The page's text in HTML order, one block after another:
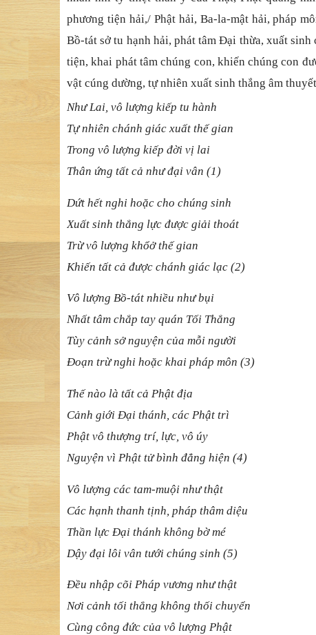
phương tiện hải,/ Phật hải, Ba-la-mật hải, pháp
Bồ-tát sởtu hạnh hải, phát tâmĐại thừa, xuất sinh
tiện, khai phát tâm chúng con, khiến chúng con
vật cúng dường, tựnhiên xuất sinh thắng âm thuyế
Như Lai, vô lượng kiếp tu hành
Tựnhiên chánh giác xuất thếgian
Trong vô lượng kiếp đời vị lai
Thân ứng tất cả như đại vân (1)
Dứt hết nghi hoặc cho chúng sinh
Xuất sinh thắng lực được giải thoát
Trừvô lượng khổởthếgian
Khiến tất cả được chánh giác lạc (2)
Vô lượng Bồ-tát nhiều như bụi
Nhất tâm chắp tay quán Tối Thắng
Tùy cảnh sởnguyện của mỗi người
Đoạn trừnghi hoặc khai pháp môn (3)
Thếnào là tất cả Phật địa
Cảnh giới Đại thánh, các Phật trì
Phật vô thượng trí, lực, vô úy
Nguyện vì Phật tửbình đẳng hiện (4)
Vô lượng các tam-muội như thật
Các hạnh thanh tịnh, pháp thâm diệu
Thần lực Đại thánh không bờmé
Dậy đại lôi vân tưới chúng sinh (5)
Đều nhập cõi Pháp vương như thật
Nơi cảnh tối thắng không thối chuyển
Cùng công đức của vô lượng Phật